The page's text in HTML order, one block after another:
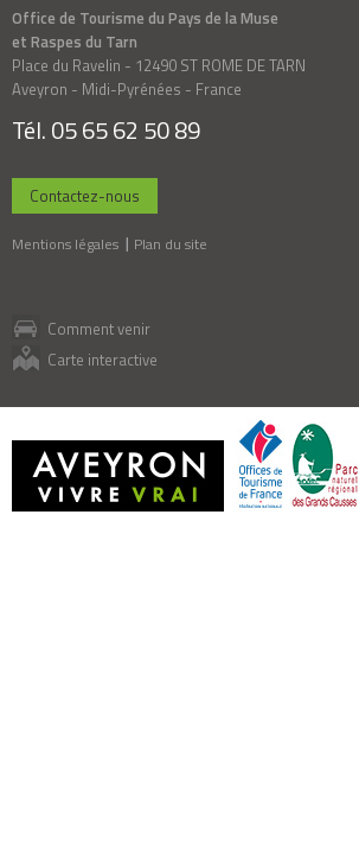
Office de Tourisme du Pays de la Muse
et Raspes du Tarn
Place du Ravelin - 12490 ST ROME DE TARN
Aveyron - Midi-Pyrénées - France
Tél. 05 65 62 50 89
Contactez-nous
Mentions légales Plan du site
Comment venir
Carte interactive